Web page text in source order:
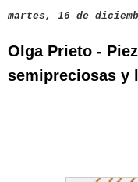
martes, 16 de
Olga Prieto -
semipreciosas y